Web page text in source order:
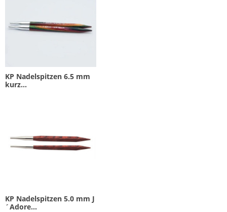
KP Nadelspitzen 6.5 mm
kurz...
KP Nadelspitzen 5.0 mm J
´Adore...